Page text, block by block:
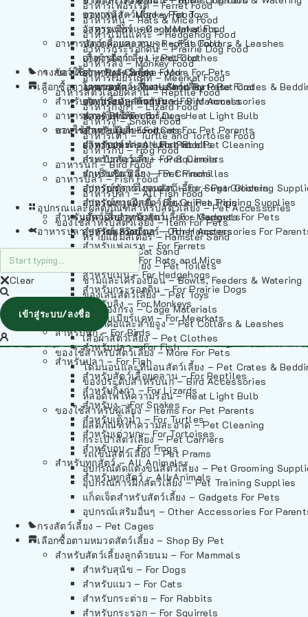
อาหารเฟอร์เร็ต – Ferret Food
อาหารหนู – Rats & Mice Food
อาหารเม่นแคระ – Hedgehog Food
อาหารกระรอกดิน – Prairie Dog Food
อาหารลิง – Monkey Food
อาหารเมียร์แคท – Meerkat Food
อาหารสัตว์เลี้อยคลาน – Reptile Food
อาหารกิ้งก่า – Lizard Food
อาหารงู – Snake Food
อาหารเต่า – Turtle and Tortoise Food
อาหารกบ – Frog Food
อาหารนก – Bird Food
อาหารปลา – Fish Food
อาหารปลา – All Fish Food
อุปกรณและผลิตภัณฑ์สำหรับสัตว์เลี้ยง – Pet Accessories
ของใช้สำหรับสัตว์เลี้ยง – Item For Pets
ทรายแฮมสเตอร์ – Hamster Sand
ทรายแมว – Cat Sand
ห้องน้ำสัตว์เลี้ยง – Pet Toilets
ชามและเครื่องป้อน – Bowls, Feeders & Watering
ของเล่นสัตว์เลี้ยง – Pet Toys
วัสดุรองกรง – Cage Materials
ปลอกคอและสายจูง – Pet Collars & Leashes
เสื้อผ้าสัตว์เลี้ยง – Pet Clothes
ของใช้สำหรับสัตว์เลี้ยง – More For Pets
โดมนอนและที่นอนสัตว์เลี้ยง – Pet Crates &
ของประดับสำหรับนก – Bird Accessories
หลอดไฟให้ความร้อน – Heat Light Bulb
ของใช้สำหรับผู้เลี้ยง – Items For Pet Parents
ผลิตภัณฑ์ทำความสะอาด – Pet Cleaning
กระเป๋าสัตว์เลี้ยง – Pet Carriers
รถเข็นสัตว์เลี้ยง – Pet Prams
อุปกรณ์ตัดแต่งขนสัตว์เลี้ยง – Pet Grooming
อุปกรณ์การฝึกสัตว์เลี้ยง – Pet Training Supplies
แก็ดเจ็ตสำหรับสัตว์เลี้ยง – Gadgets For Pets
อุปกรณ์เสริมอื่นๆ – Other Accessories For
กรงสัตว์เลี้ยง – Pet Cages
เลือกซื้อตามหมวดสัตว์เลี้ยง – Shop By Pet
สำหรับสัตว์เลี้ยงลูกด้วยนม – For Mammals
สำหรับสุนัข – For Dogs
สำหรับแมว – For Cats
สำหรับกระต่าย – For Rabbits
สำหรับกระรอก – For Squirrels
อาหารลิง – Monkey Food
อาหารเมียร์แคท – Meerkat Food
อาหารสัตว์เลี้อยคลาน – Reptile Food
อาหารกิ้งก่า – Lizard Food
อาหารงู – Snake Food
อาหารเต่า – Turtle and Tortoise Food
อาหารกบ – Frog Food
อาหารนก – Bird Food
อาหารปลา – Fish Food
อาหารปลา – All Fish Food
ของเล่นสัตว์เลี้ยง – Pet Toys
วัสดุรองกรง – Cage Materials
ปลอกคอและสายจูง – Pet Collars & Leashes
เสื้อผ้าสัตว์เลี้ยง – Pet Clothes
ของใช้สำหรับสัตว์เลี้ยง – More For Pets
โดมนอนและที่นอนสัตว์เลี้ยง – Pet Crates &
ของประดับสำหรับนก – Bird Accessories
หลอดไฟให้ความร้อน – Heat Light Bulb
ของใช้สำหรับผู้เลี้ยง – Items For Pet Parents
ผลิตภัณฑ์ทำความสะอาด – Pet Cleaning
กระเป๋าสัตว์เลี้ยง – Pet Carriers
รถเข็นสัตว์เลี้ยง – Pet Prams
อุปกรณ์ตัดแต่งขนสัตว์เลี้ยง – Pet Grooming
อุปกรณ์การฝึกสัตว์เลี้ยง – Pet Training Supplies
แก็ดเจ็ตสำหรับสัตว์เลี้ยง – Gadgets For Pets
อุปกรณ์เสริมอื่นๆ – Other Accessories For
กรงสัตว์เลี้ยง – Pet Cages
เลือกซื้อตามหมวดสัตว์เลี้ยง – Shop By Pet
สำหรับสัตว์เลี้ยงลูกด้วยนม – For Mammals
สำหรับสุนัข – For Dogs
สำหรับแมว – For Cats
สำหรับกระต่าย – For Rabbits
สำหรับกระรอก – For Squirrels
สำหรับชินชิล่า – For Chinchillas
สำหรับชูการ์ไกลเดอร์ – For Sugar Gliders
สำหรับหนูแกสบี้ – For Guinea Pigs
สำหรับสัตว์เลี้ยงลูกด้วยนม – For Mammals
สำหรับแฮมสเตอร์ – For Hamsters
สำหรับเฟอเรท – For Ferrets
สำหรับหนู – For Rats and Mice
สำหรับเม่น – For Hedgehogs
สำหรับกระรอกดิน – For Prairie Dogs
สำหรับลิง – For Monkeys
สำหรับเมียร์แคท – For Meerkats
สำหรับนก – For Birds
สำหรับปลา – For Fish
สำหรับปลา – For Fish
สำหรับสัตว์เลื้อยคลาน – For Reptiles
สำหรับกิ้งก่า – For Lizards
สำหรับงู – For Snakes
สำหรับเต่าน้ำ – For Turtles
สำหรับเต่าบก – For Tortoises
สำหรับกบ – For Frogs
สำหรับทุกสัตว์ – All Animals
สำหรับทุกสัตว์ – All Animals
อาหารปลา – Fish Food
Clear
เข้าสู่ระบบ/ลงชื่อ